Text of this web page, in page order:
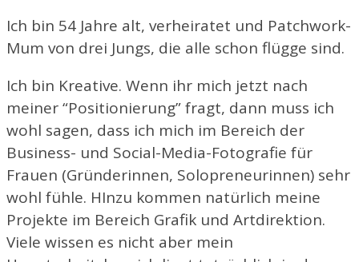
Ich bin 54 Jahre alt, verheiratet und Patchwork-
Mum von drei Jungs, die alle schon flügge sind.
Ich bin Kreative. Wenn ihr mich jetzt nach
meiner “Positionierung” fragt, dann muss ich
wohl sagen, dass ich mich im Bereich der
Business- und Social-Media-Fotografie für
Frauen (Gründerinnen, Solopreneurinnen) sehr
wohl fühle. HInzu kommen natürlich meine
Projekte im Bereich Grafik und Artdirektion.
Viele wissen es nicht aber mein